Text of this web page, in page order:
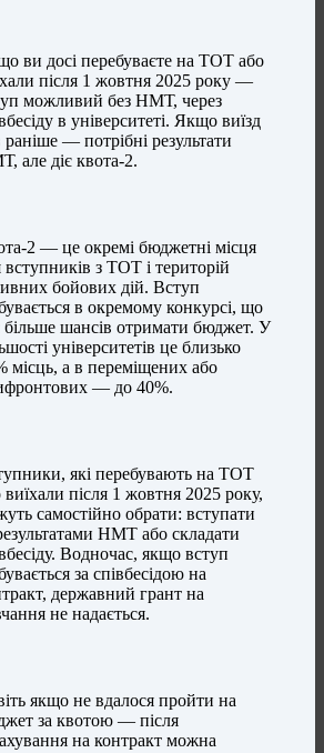
ви досі перебуваєте на ТОТ або
після 1 жовтня 2025 року —
можливий без НМТ, через
в університеті. Якщо виїзд
раніше — потрібні результати
але діє квота-2.
2 — це окремі бюджетні місця
вступників з ТОТ і територій
бойових дій. Вступ
в окремому конкурсі, що
більше шансів отримати бюджет. У
університетів це близько
місць, а в переміщених або
— до 40%.
які перебувають на ТОТ
виїхали після 1 жовтня 2025 року,
самостійно обрати: вступати
НМТ або складати
Водночас, якщо вступ
за співбесідою на
державний грант на
не надається.
якщо не вдалося пройти на
за квотою — після
на контракт можна